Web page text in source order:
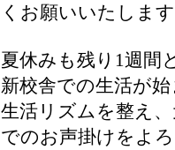
くお願いいたしま
夏休みも残り1週間
新校舎での生活が
生活リズムを整え
でのお声掛けをよ